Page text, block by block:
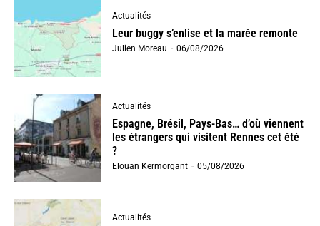
Actualités
Leur buggy s’enlise et la marée remonte
Julien Moreau - 06/08/2026
Actualités
Espagne, Brésil, Pays-Bas… d’où viennent
les étrangers qui visitent Rennes cet été
?
Elouan Kermorgant - 05/08/2026
Actualités